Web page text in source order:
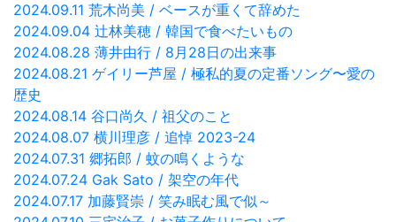
2024.09.11 荒木尚美 / ベースが重くて辞めた
2024.09.04 辻林美穂 / 韓国で食べたいもの
2024.08.28 薄井由行 / 8月28日の出来事
2024.08.21 ゲイリー芦屋 / 極私的夏の定番ソング〜愛の
歴史
2024.08.14 谷口尚久 / 祖父のこと
2024.08.07 横川理彦 / 追悼 2023-24
2024.07.31 郷拓郎 / 蚊の鳴くような
2024.07.24 Gak Sato / 架空の年代
2024.07.17 加藤賢崇 / 笑み眠む風で似～